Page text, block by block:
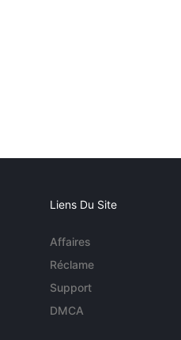
Liens Du Site
Affaires
Réclame
Support
DMCA